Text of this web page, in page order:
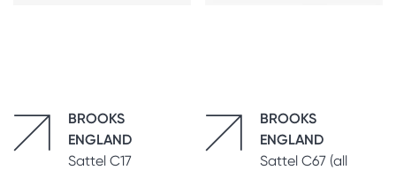
BROOKS
ENGLAND
Sattel C17
BROOKS
ENGLAND
Sattel C67 (all